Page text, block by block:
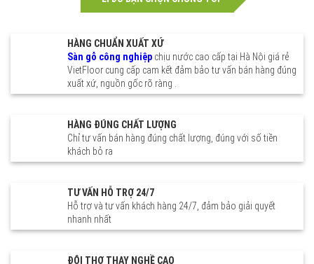
Aluprof Alpha Austdoor tại Hà
Kiếm Hà Đông Tây Hồ Nam Từ
Liêm Hoàng Mai Đan Phượng
Gia Lâm Đông Anh Chương Mỹ
Hoài Đức Ba Vì Mỹ Đức Phúc
Oai Phú Xuyên Mê Linh Sóc
Sơn Ứng Hòa Sơn Tây tp.HCM
Quận 6 Quận 7 Quận 8 Quận 10
Gò Vấp Phú Nhuận thành phố
Thủ Đức HCM Hải Phòng
Quyền Kiến An Hải An Đồ Sơn
Kiến Thụy Tiên Lãng Thuỷ
HÀNG CHUẨN XUẤT XỨ
Sàn gỗ công nghiệp chịu nước cao cấp tại Hà Nội giá rẻ
VietFloor cung cấp cam kết đảm bảo tư vấn bán hàng đúng
xuất xứ, nguồn gốc rõ ràng .
HÀNG ĐÚNG CHẤT LƯỢNG
Chỉ tư vấn bán hàng đúng chất lượng, đúng với số tiền
khách bỏ ra
TƯ VẤN HỖ TRỢ 24/7
Hỗ trợ và tư vấn khách hàng 24/7, đảm bảo giải quyết
nhanh nhất
ĐỘI THỢ THAY NGHỀ CAO